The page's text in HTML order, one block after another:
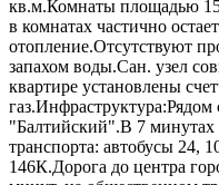
кв.м.Комнаты площадью
в комнатах частично
отопление.Отсутствуют
запахом воды.Сан. узел
квартире установлены
"Балтийский".В 7 минутах
транспорта: автобусы 24,
146К.Дорога до центра